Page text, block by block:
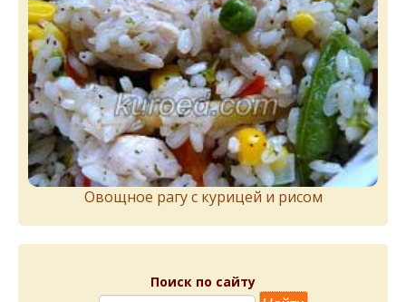
Овощное рагу с курицей и рисом
Поиск по сайту